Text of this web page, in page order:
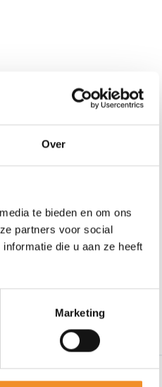
Over
te bieden en om ons
partners voor social
die u aan ze heeft
Marketing